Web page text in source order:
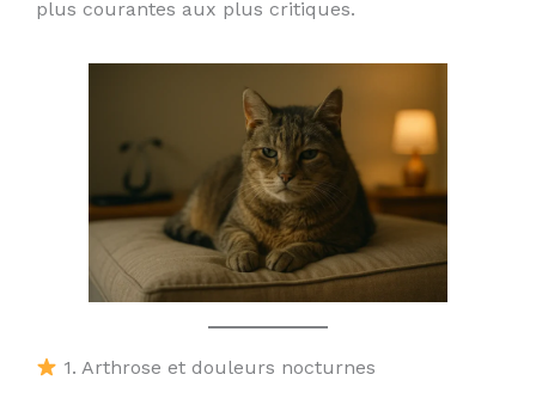
plus courantes aux plus critiques.
1. Arthrose et douleurs nocturnes